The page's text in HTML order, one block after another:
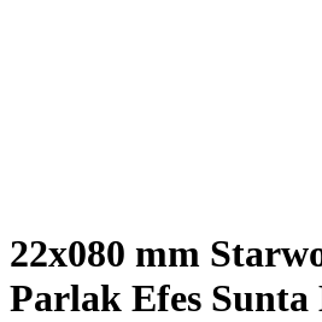
22x080 mm
Parlak Efes Sunta